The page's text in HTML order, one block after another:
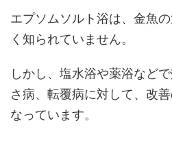
エプソムソルト浴は、金魚
く知られていません。
しかし、塩水浴や薬浴など
さ病、転覆病に対して、改
なっています。